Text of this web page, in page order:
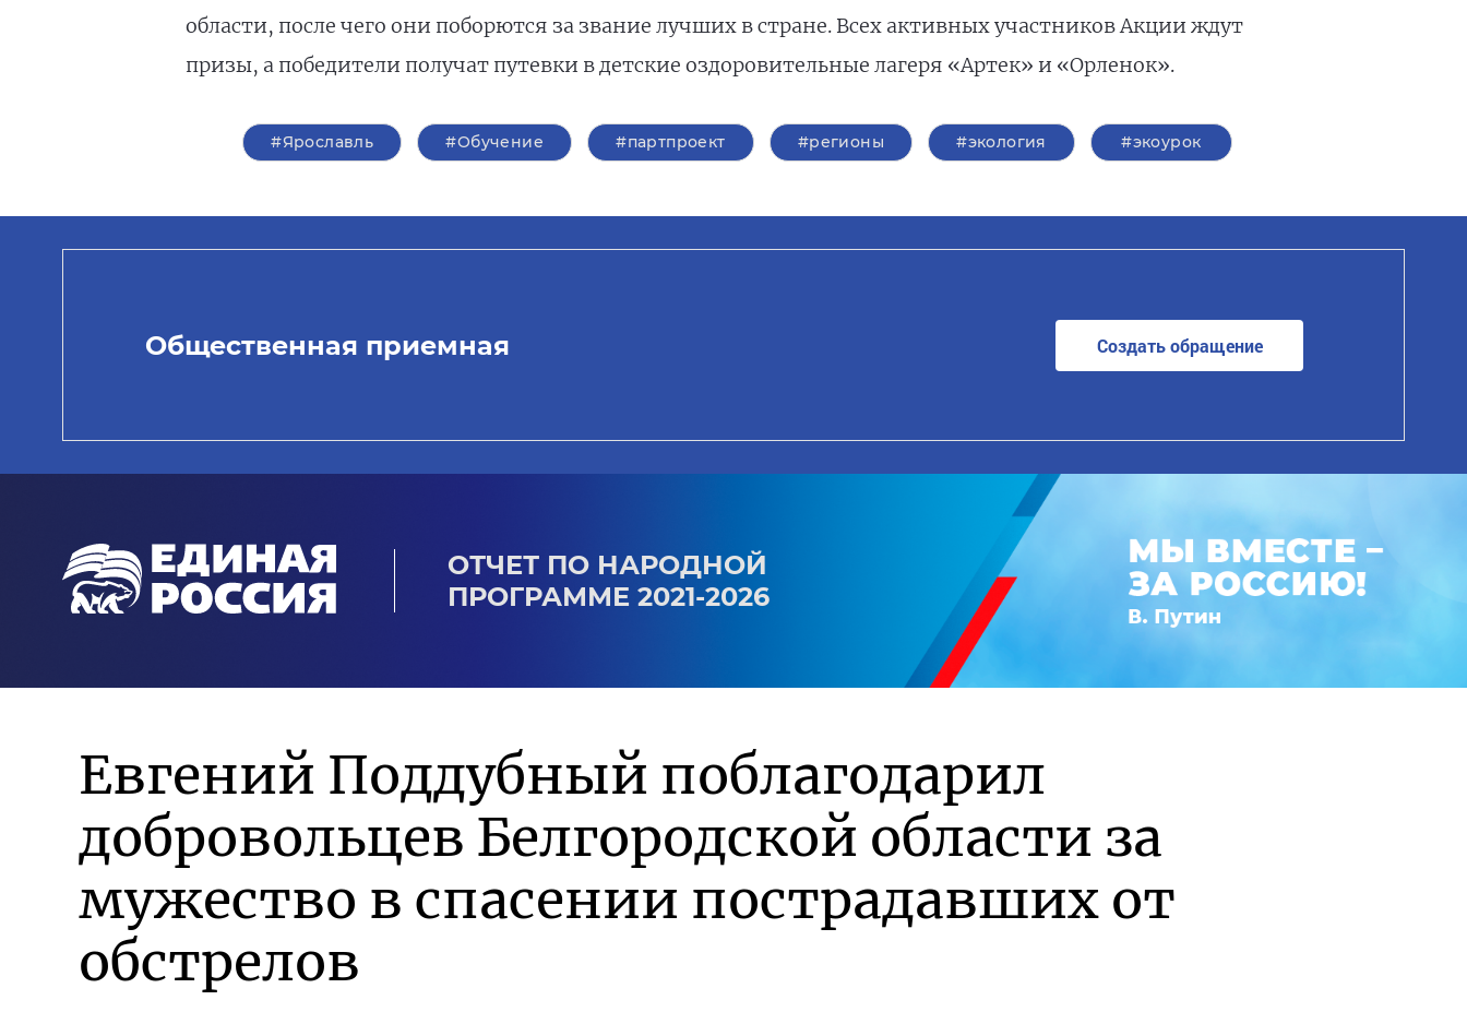
области, после чего они поборются за звание лучших в стране. Всех активных участников Акции ждут
призы, а победители получат путевки в детские оздоровительные лагеря «Артек» и «Орленок».
#Ярославль #Обучение #партпроект #регионы #экология #экоурок
Общественная приемная Создать обращение
ОТЧЕТ ПО НАРОДНОЙ
ПРОГРАММЕ 2021-2026
Евгений Поддубный поблагодарил
добровольцев Белгородской области за
мужество в спасении пострадавших от
обстрелов